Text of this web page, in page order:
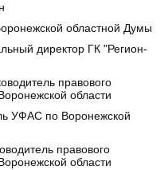
областной Думы
директор ГК "Регион-
правового
области
УФАС по Воронежской
правового
области